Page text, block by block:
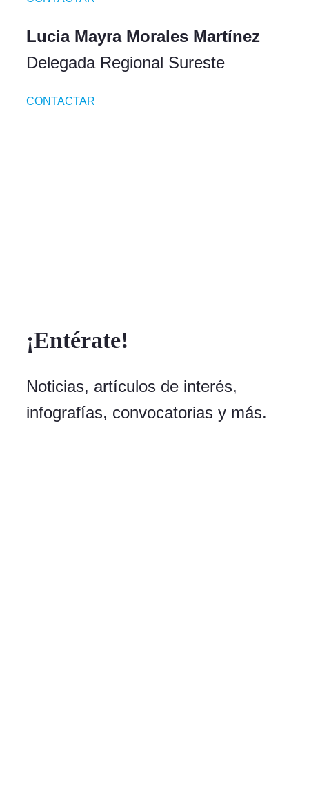
Lucia Mayra Morales Martínez
Delegada Regional Sureste
CONTACTAR
¡Entérate!
Noticias, artículos de interés,
infografías, convocatorias y más.